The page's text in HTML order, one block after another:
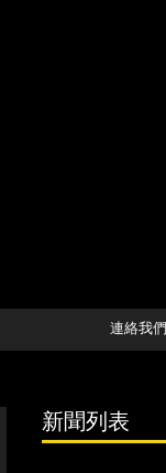
連絡我們
新聞列表